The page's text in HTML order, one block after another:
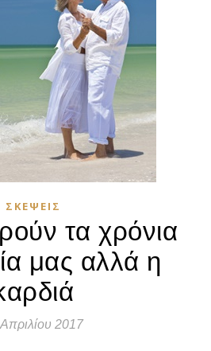
ΣΚΈΨΕΙΣ
τα χρόνια
μας αλλά η
2017